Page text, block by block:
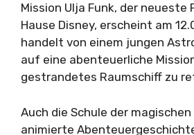
Mission Ulja Funk, der neueste
Hause Disney, erscheint am
handelt von einem jungen
auf eine abenteuerliche
gestrandetes Raumschiff zu
Auch die Schule der
animierte